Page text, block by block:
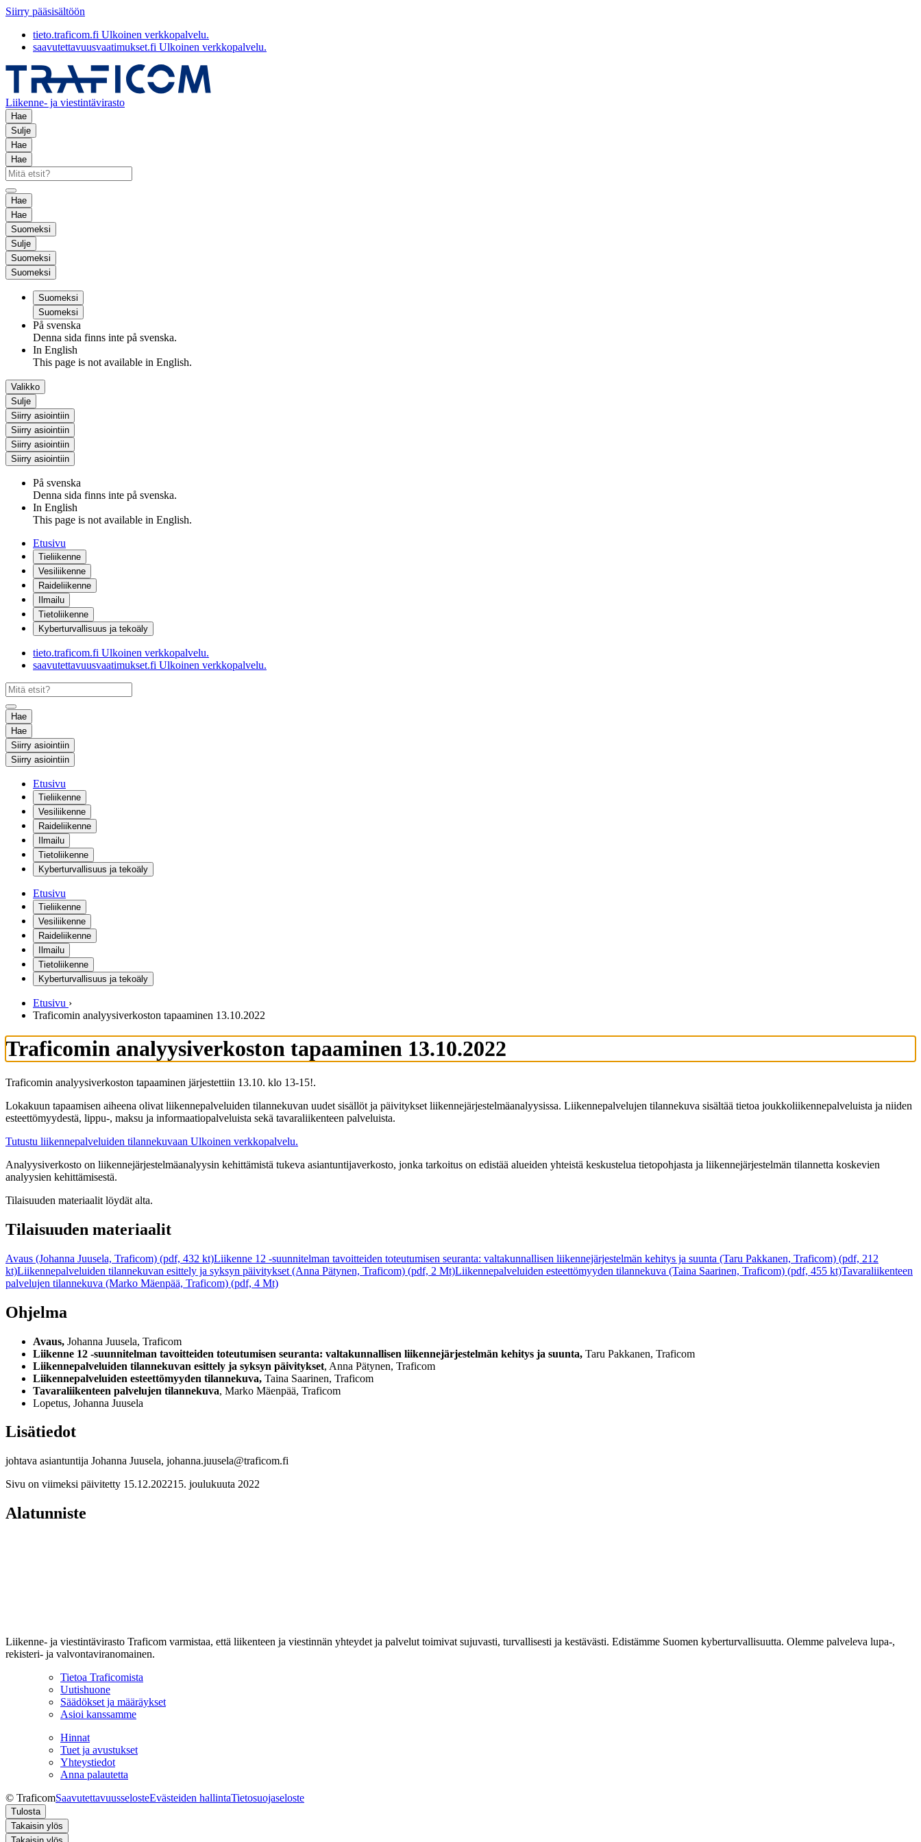
Siirry pääsisältöön
tieto.traficom.fi Ulkoinen verkkopalvelu.
saavutettavuusvaatimukset.fi Ulkoinen verkkopalvelu.
Liikenne- ja viestintävirasto
Hae
Sulje
Hae
Hae
Hae
Hae
Suomeksi
Sulje
Suomeksi
Suomeksi
Suomeksi
Suomeksi
På svenska
Denna sida finns inte på svenska.
In English
This page is not available in English.
Valikko
Sulje
Siirry asiointiin
Siirry asiointiin
Siirry asiointiin
Siirry asiointiin
På svenska
Denna sida finns inte på svenska.
In English
This page is not available in English.
Etusivu
Tieliikenne
Vesiliikenne
Raideliikenne
Ilmailu
Tietoliikenne
Kyberturvallisuus ja tekoäly
tieto.traficom.fi Ulkoinen verkkopalvelu.
saavutettavuusvaatimukset.fi Ulkoinen verkkopalvelu.
Hae
Hae
Siirry asiointiin
Siirry asiointiin
Etusivu
Tieliikenne
Vesiliikenne
Raideliikenne
Ilmailu
Tietoliikenne
Kyberturvallisuus ja tekoäly
Etusivu
Tieliikenne
Vesiliikenne
Raideliikenne
Ilmailu
Tietoliikenne
Kyberturvallisuus ja tekoäly
Etusivu ›
Traficomin analyysiverkoston tapaaminen 13.10.2022
Traficomin analyysiverkoston tapaaminen 13.10.2022
Traficomin analyysiverkoston tapaaminen järjestettiin 13.10. klo 13-15!.
Lokakuun tapaamisen aiheena olivat liikennepalveluiden tilannekuvan uudet sisällöt ja päivitykset liikennejärjestelmäanalyysissa. Liikennepalvelujen tilannekuva sisältää tietoa joukkoliikennepalveluista ja niiden
esteettömyydestä, lippu-, maksu ja informaatiopalveluista sekä tavaraliikenteen palveluista.
Tutustu liikennepalveluiden tilannekuvaan Ulkoinen verkkopalvelu.
Analyysiverkosto on liikennejärjestelmäanalyysin kehittämistä tukeva asiantuntijaverkosto, jonka tarkoitus on edistää alueiden yhteistä keskustelua tietopohjasta ja liikennejärjestelmän tilannetta koskevien
analyysien kehittämisestä.
Tilaisuuden materiaalit löydät alta.
Tilaisuuden materiaalit
Avaus (Johanna Juusela, Traficom) (pdf, 432 kt)Liikenne 12 -suunnitelman tavoitteiden toteutumisen seuranta: valtakunnallisen liikennejärjestelmän kehitys ja suunta (Taru Pakkanen, Traficom) (pdf, 212
kt)Liikennepalveluiden tilannekuvan esittely ja syksyn päivitykset (Anna Pätynen, Traficom) (pdf, 2 Mt)Liikennepalveluiden esteettömyyden tilannekuva (Taina Saarinen, Traficom) (pdf, 455 kt)Tavaraliikenteen
palvelujen tilannekuva (Marko Mäenpää, Traficom) (pdf, 4 Mt)
Ohjelma
Avaus, Johanna Juusela, Traficom
Liikenne 12 -suunnitelman tavoitteiden toteutumisen seuranta: valtakunnallisen liikennejärjestelmän kehitys ja suunta, Taru Pakkanen, Traficom
Liikennepalveluiden tilannekuvan esittely ja syksyn päivitykset, Anna Pätynen, Traficom
Liikennepalveluiden esteettömyyden tilannekuva, Taina Saarinen, Traficom
Tavaraliikenteen palvelujen tilannekuva, Marko Mäenpää, Traficom
Lopetus, Johanna Juusela
Lisätiedot
johtava asiantuntija Johanna Juusela, johanna.juusela@traficom.fi
Sivu on viimeksi päivitetty 15.12.202215. joulukuuta 2022
Alatunniste
Liikenne- ja viestintävirasto Traficom varmistaa, että liikenteen ja viestinnän yhteydet ja palvelut toimivat sujuvasti, turvallisesti ja kestävästi. Edistämme Suomen kyberturvallisuutta. Olemme palveleva lupa-,
rekisteri- ja valvontaviranomainen.
Tietoa Traficomista
Uutishuone
Säädökset ja määräykset
Asioi kanssamme
Hinnat
Tuet ja avustukset
Yhteystiedot
Anna palautetta
© TraficomSaavutettavuusselosteEvästeiden hallintaTietosuojaseloste
Tulosta
Takaisin ylös